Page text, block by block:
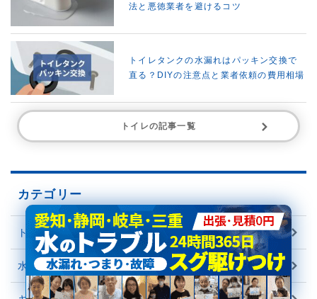
カテゴリー
トイレ
水漏れ
法と悪徳業者を避けるコツ
トイレタンクの水漏れはパッキン交換で
直る？DIYの注意点と業者依頼の費用相場
トイレの記事一覧